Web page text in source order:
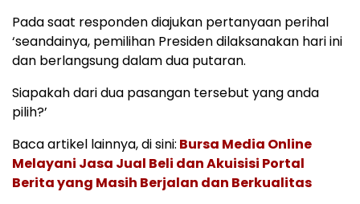
Pada saat responden diajukan pertanyaan perihal
‘seandainya, pemilihan Presiden dilaksanakan hari ini
dan berlangsung dalam dua putaran.
Siapakah dari dua pasangan tersebut yang anda
pilih?’
Baca artikel lainnya, di sini: Bursa Media Online
Melayani Jasa Jual Beli dan Akuisisi Portal
Berita yang Masih Berjalan dan Berkualitas